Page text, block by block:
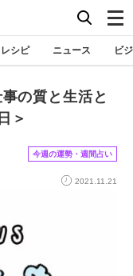
レシピ ニュース ビ
の質と生活と
＞
今週の運勢・週間占い
2021.11.21